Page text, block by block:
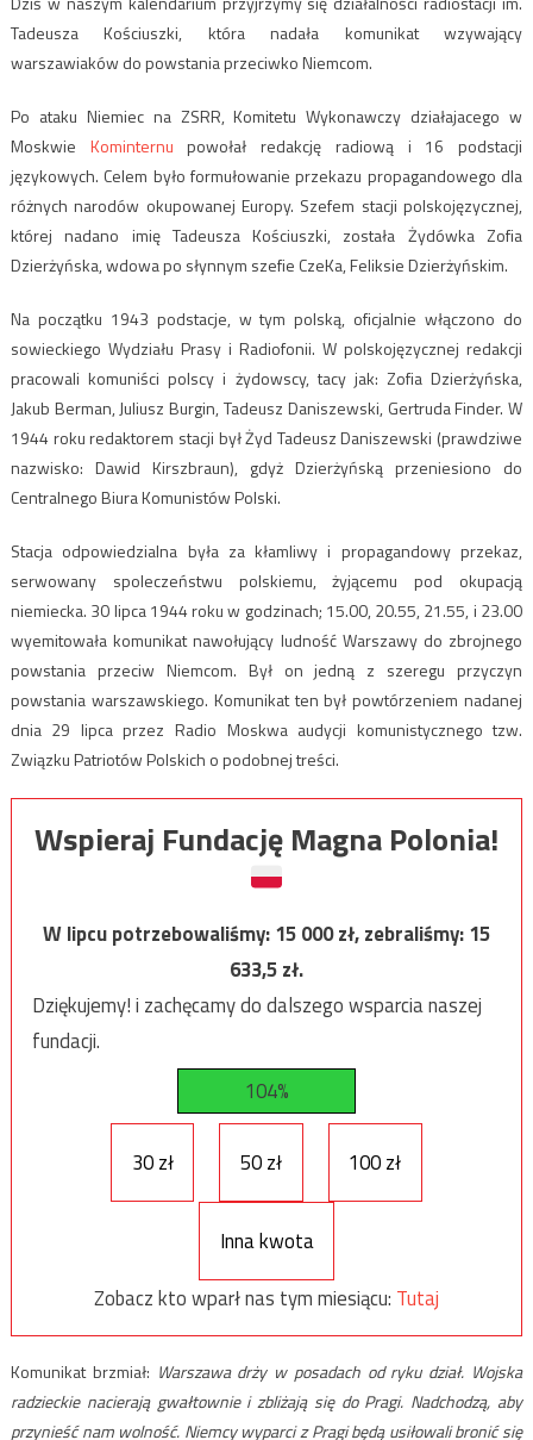
Tadeusza Kościuszki, która nadała komunikat wzywający
warszawiaków do powstania przeciwko Niemcom.
Po ataku Niemiec na ZSRR, Komitetu Wykonawczy działajacego w
Moskwie Kominternu powołał redakcję radiową i 16 podstacji
językowych. Celem było formułowanie przekazu propagandowego dla
różnych narodów okupowanej Europy. Szefem stacji polskojęzycznej,
której nadano imię Tadeusza Kościuszki, została Żydówka Zofia
Dzierżyńska, wdowa po słynnym szefie CzeKa, Feliksie Dzierżyńskim.
Na początku 1943 podstacje, w tym polską, oficjalnie włączono do
sowieckiego Wydziału Prasy i Radiofonii. W polskojęzycznej redakcji
pracowali komuniści polscy i żydowscy, tacy jak: Zofia Dzierżyńska,
Jakub Berman, Juliusz Burgin, Tadeusz Daniszewski, Gertruda Finder. W
1944 roku redaktorem stacji był Żyd Tadeusz Daniszewski (prawdziwe
nazwisko: Dawid Kirszbraun), gdyż Dzierżyńską przeniesiono do
Centralnego Biura Komunistów Polski.
Stacja odpowiedzialna była za kłamliwy i propagandowy przekaz,
serwowany spoleczeństwu polskiemu, żyjącemu pod okupacją
niemiecka. 30 lipca 1944 roku w godzinach; 15.00, 20.55, 21.55, i 23.00
wyemitowała komunikat nawołujący ludność Warszawy do zbrojnego
powstania przeciw Niemcom. Był on jedną z szeregu przyczyn
powstania warszawskiego. Komunikat ten był powtórzeniem nadanej
dnia 29 lipca przez Radio Moskwa audycji komunistycznego tzw.
Związku Patriotów Polskich o podobnej treści.
Wspieraj Fundację Magna Polonia!
W lipcu potrzebowaliśmy:15 000zł, zebraliśmy:15
633,5zł.
Dziękujemy! i zachęcamy do dalszego wsparcia naszej
fundacji.
104%
30 zł 50 zł 100 zł
Inna kwota
Zobacz kto wparł nas tym miesiącu: Tutaj
Komunikat brzmiał: Warszawa drży w posadach od ryku dział. Wojska
radzieckie nacierają gwałtownie i zbliżają się do Pragi. Nadchodzą, aby
przynieść nam wolność. Niemcy wyparci z Pragi będą usiłowali bronić się